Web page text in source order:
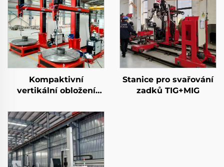
Kompaktivní
vertikální obložení
Stanice pro svařování
zadků TIG+MIG